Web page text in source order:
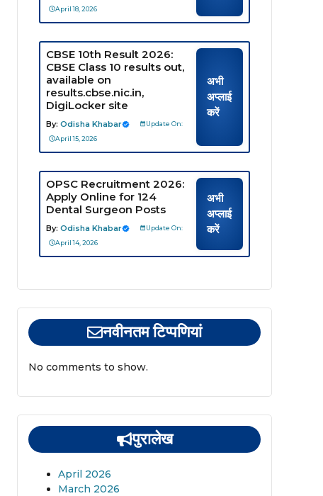
April 18, 2026
CBSE 10th Result 2026:
CBSE Class 10 results out,
available on
results.cbse.nic.in,
DigiLocker site
By: Odisha Khabar
Update On:
April 15, 2026
अभी
अप्लाई
करें
OPSC Recruitment 2026:
Apply Online for 124
Dental Surgeon Posts
By: Odisha Khabar
Update On:
April 14, 2026
अभी
अप्लाई
करें
नवीनतम टिप्पणियां
No comments to show.
पुरालेख
April 2026
March 2026